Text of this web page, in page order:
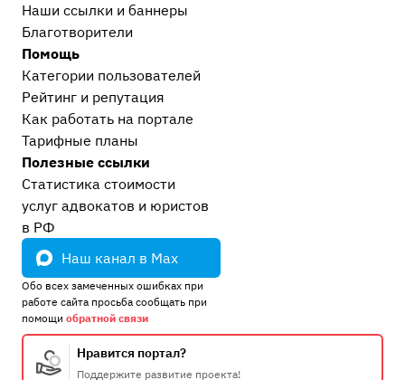
Наши ссылки и баннеры
Благотворители
Помощь
Категории пользователей
Рейтинг и репутация
Как работать на портале
Тарифные планы
Полезные ссылки
Статистика стоимости
услуг адвокатов и юристов
в РФ
Наш канал в Max
Обо всех замеченных ошибках при
работе сайта просьба сообщать при
помощи обратной связи
Нравится портал?
Поддержите развитие проекта!